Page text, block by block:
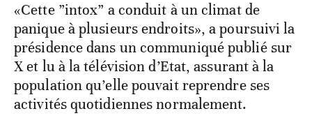
«Cette ”intox” a conduit à un climat de
panique à plusieurs endroits», a poursuivi la
présidence dans un communiqué publié sur
X et lu à la télévision d’Etat, assurant à la
population qu’elle pouvait reprendre ses
activités quotidiennes normalement.